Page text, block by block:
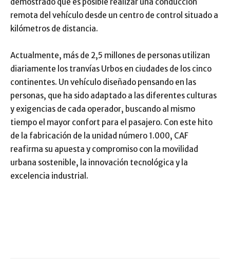
remota del vehículo desde un centro de control situado a
kilómetros de distancia.
Actualmente, más de 2,5 millones de personas utilizan
diariamente los tranvías Urbos en ciudades de los cinco
continentes. Un vehículo diseñado pensando en las
personas, que ha sido adaptado a las diferentes culturas
y exigencias de cada operador, buscando al mismo
tiempo el mayor confort para el pasajero. Con este hito
de la fabricación de la unidad número 1.000, CAF
reafirma su apuesta y compromiso con la movilidad
urbana sostenible, la innovación tecnológica y la
excelencia industrial.